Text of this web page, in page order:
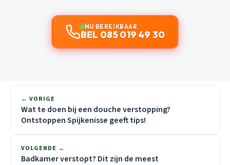
NU BEREIKBAAR
BEL 085 019 49 30
← VORIGE
Wat te doen bij een douche verstopping?
Ontstoppen Spijkenisse geeft tips!
VOLGENDE →
Badkamer verstopt? Dit zijn de meest